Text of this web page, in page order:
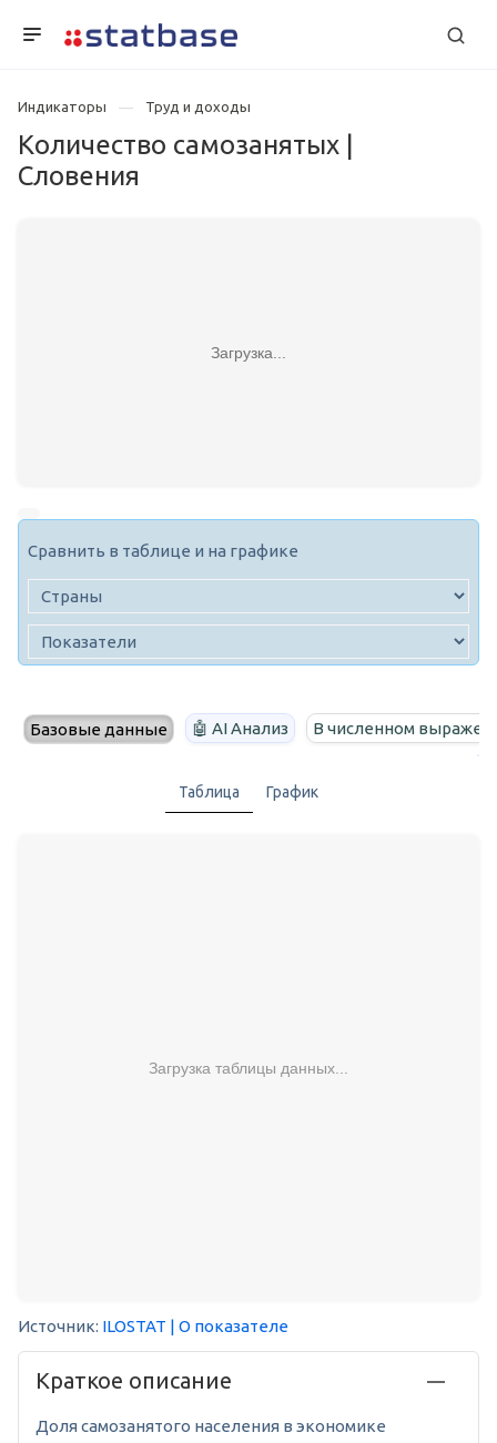
Индикаторы Труд и доходы
Количество самозанятых |
Словения
Загрузка...
Сравнить в таблице и на графике
Базовые данные 🤖 AI Анализ В численном
Таблица График
Загрузка таблицы данных...
Источник: ILOSTAT | О показателе
Краткое описание
Доля самозанятого населения в экономике